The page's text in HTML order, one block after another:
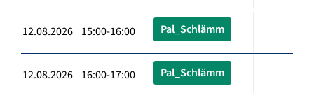
12.08.2026 15:00-16:00 Pal_Schlämm
12.08.2026 16:00-17:00 Pal_Schlämm